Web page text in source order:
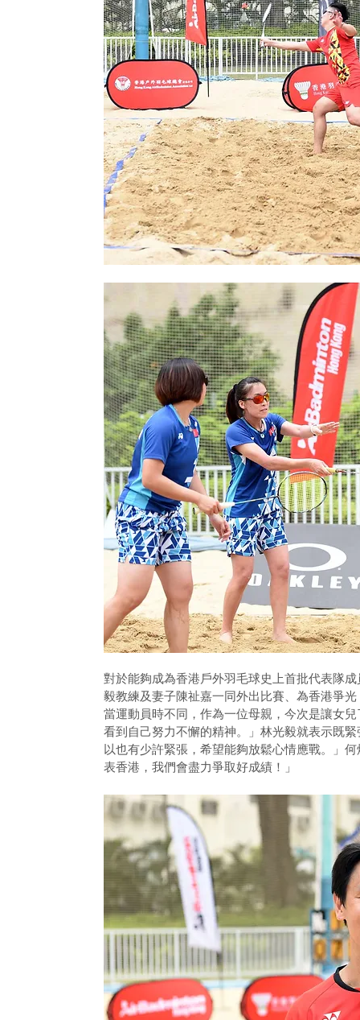
對於能夠成為香港戶外羽毛球史上首批代表隊
毅教練及妻子陳祉嘉一同外出比賽、為香港爭
當運動員時不同，作為一位母親，今次是讓女
看到自己努力不懈的精神。」林光毅就表示既
以也有少許緊張，希望能夠放鬆心情應戰。」
表香港，我們會盡力爭取好成績！」